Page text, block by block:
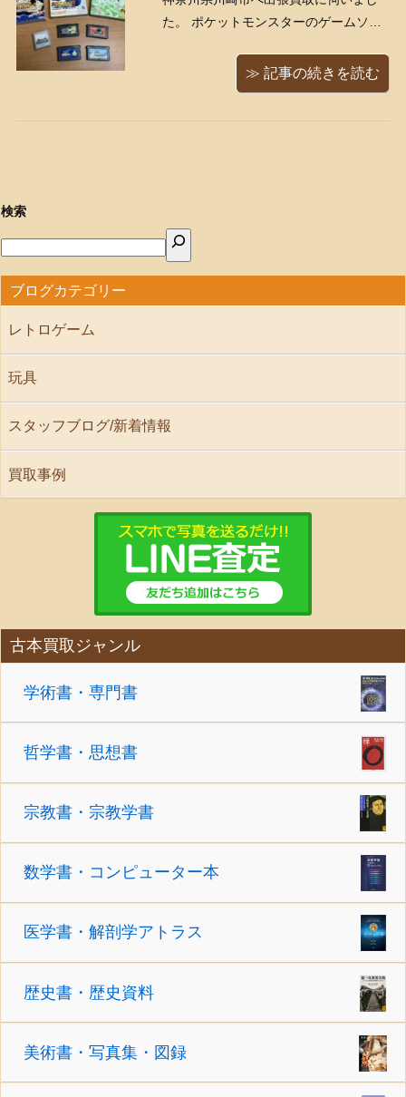
た。 ポケットモンスターのゲームソフ
ト、ソフビの指人形、ゲーム機本体な
どをお譲りいただきました。 ポケモン
≫ 記事の続きを読む
検索
ブログカテゴリー
レトロゲーム
玩具
スタッフブログ/新着情報
買取事例
古本買取ジャンル
学術書・専門書
哲学書・思想書
宗教書・宗教学書
数学書・コンピューター本
医学書・解剖学アトラス
歴史書・歴史資料
美術書・写真集・図録